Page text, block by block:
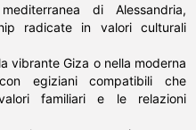
di Alessandria,
radicate in valori culturali
vibrante Giza o nella moderna
egiziani compatibili che
familiari e le relazioni